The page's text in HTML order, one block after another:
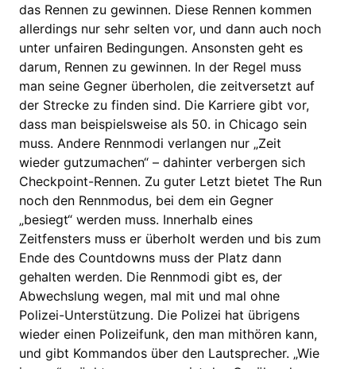
das Rennen zu gewinnen. Diese Rennen kommen
allerdings nur sehr selten vor, und dann auch noch
unter unfairen Bedingungen. Ansonsten geht es
darum, Rennen zu gewinnen. In der Regel muss
man seine Gegner überholen, die zeitversetzt auf
der Strecke zu finden sind. Die Karriere gibt vor,
dass man beispielsweise als 50. in Chicago sein
muss. Andere Rennmodi verlangen nur „Zeit
wieder gutzumachen“ – dahinter verbergen sich
Checkpoint-Rennen. Zu guter Letzt bietet The Run
noch den Rennmodus, bei dem ein Gegner
„besiegt“ werden muss. Innerhalb eines
Zeitfensters muss er überholt werden und bis zum
Ende des Countdowns muss der Platz dann
gehalten werden. Die Rennmodi gibt es, der
Abwechslung wegen, mal mit und mal ohne
Polizei-Unterstützung. Die Polizei hat übrigens
wieder einen Polizeifunk, den man mithören kann,
und gibt Kommandos über den Lautsprecher. „Wie